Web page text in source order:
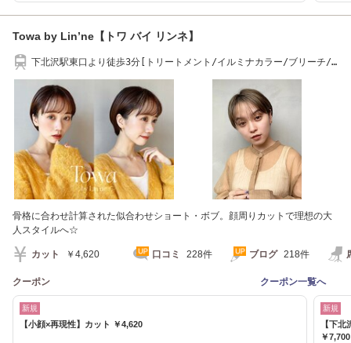
Towa by Lin’ne【トワ バイ リンネ】
下北沢駅東口より徒歩3分[トリートメント/イルミナカラー/ブリーチ/
骨格に合わせ計算された似合わせショート・ボブ。顔周りカットで理想の大
人スタイルへ☆
カット ￥4,620 口コミ 228件 ブログ 218件
クーポン クーポン一覧へ
新規
【小顔×再現性】カット ￥4,620
新規
【下
￥